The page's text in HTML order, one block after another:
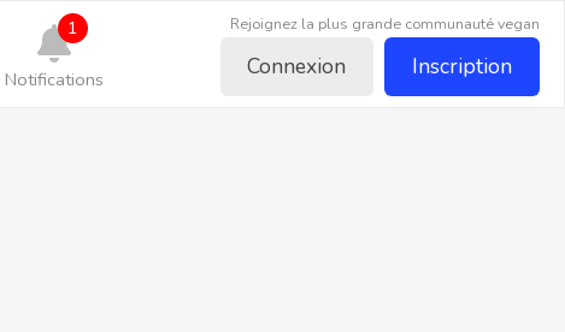
Notifications
1 Rejoignez la plus grande communauté vegan
Connexion Inscription